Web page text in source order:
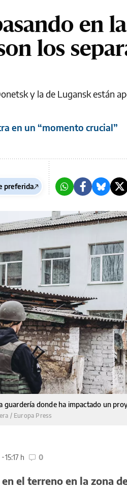
en
los
y la de Lugansk están
en un “momento crucial”
preferida
guardería donde ha impactado un
/ Europa Press
15:17 h 0
el terreno en la zona